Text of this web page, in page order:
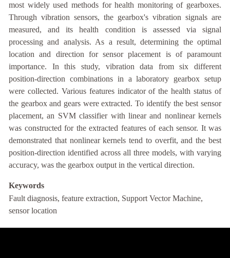
most widely used methods for health monitoring of gearboxes.
Through vibration sensors, the gearbox's vibration signals are
measured, and its health condition is assessed via signal
processing and analysis. As a result, determining the optimal
location and direction for sensor placement is of paramount
importance. In this study, vibration data from six different
position-direction combinations in a laboratory gearbox setup
were collected. Various features indicator of the health status of
the gearbox and gears were extracted. To identify the best sensor
placement, an SVM classifier with linear and nonlinear kernels
was constructed for the extracted features of each sensor. It was
demonstrated that nonlinear kernels tend to overfit, and the best
position-direction identified across all three models, with varying
accuracy, was the gearbox output in the vertical direction.
Keywords
Fault diagnosis, feature extraction, Support Vector Machine,
sensor location